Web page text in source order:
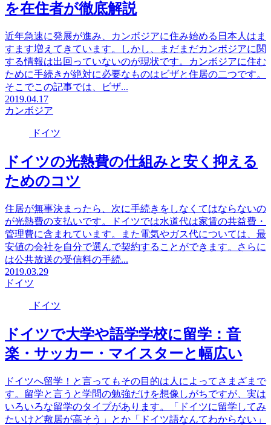
を在住者が徹底解説
近年急速に発展が進み、カンボジアに住み始める日本人はま
すます増えてきています。しかし、まだまだカンボジアに関
する情報は出回っていないのが現状です。カンボジアに住む
ために手続きが絶対に必要なものはビザと住居の二つです。
そこでこの記事では、ビザ...
2019.04.17
カンボジア
ドイツ
ドイツの光熱費の仕組みと安く抑える
ためのコツ
住居が無事決まったら、次に手続きをしなくてはならないの
が光熱費の支払いです。ドイツでは水道代は家賃の共益費・
管理費に含まれています。また電気やガス代については、最
安値の会社を自分で選んで契約することができます。さらに
は公共放送の受信料の手続...
2019.03.29
ドイツ
ドイツ
ドイツで大学や語学学校に留学：音
楽・サッカー・マイスターと幅広い
ドイツへ留学！と言ってもその目的は人によってさまざまで
す。留学と言うと学問の勉強だけを想像しがちですが、実は
いろいろな留学のタイプがあります。「ドイツに留学してみ
たいけど敷居が高そう」とか「ドイツ語なんてわからない」